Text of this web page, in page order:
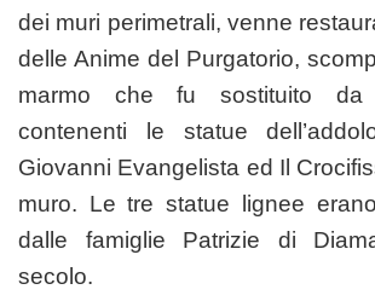
dei muri perimetrali, venne
delle Anime del Purgatorio,
marmo che fu sostituito da
contenenti le statue
Giovanni Evangelista ed Il
muro. Le tre statue lignee
dalle famiglie Patrizie di
secolo.